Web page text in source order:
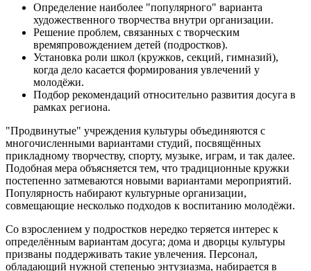
Определение наиболее "популярного" варианта
художественного творчества внутри организации.
Решение проблем, связанных с творческим
времяпровождением детей (подростков).
Установка роли школ (кружков, секций, гимназий),
когда дело касается формирования увлечений у
молодёжи.
Подбор рекомендаций относительно развития досуга в
рамках региона.
"Продвинутые" учреждения культуры объединяются с
многочисленными вариантами студий, посвящённых
прикладному творчеству, спорту, музыке, играм, и так далее.
Подобная мера объясняется тем, что традиционные кружки
постепенно затмеваются новыми вариантами мероприятий.
Популярность набирают культурные организации,
совмещающие несколько подходов к воспитанию молодёжи.
Со взрослением у подростков нередко теряется интерес к
определённым вариантам досуга; дома и дворцы культуры
призваны поддерживать такие увлечения. Персонал,
обладающий нужной степенью энтузиазма, набирается в